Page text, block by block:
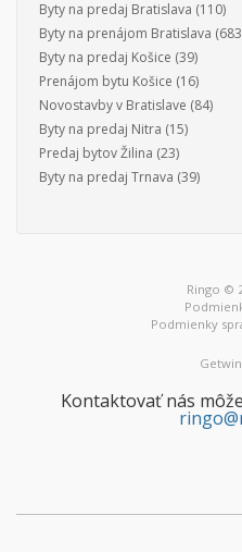
Byty na predaj Bratislava (110)
Byty na prenájom Bratislava
Byty na predaj Košice (39)
Prenájom bytu Košice (16)
Novostavby v Bratislave (84)
Byty na predaj Nitra (15)
Predaj bytov Žilina (23)
Byty na predaj Trnava (39)
Ringo ©
Podmienky
Kontaktovať nás